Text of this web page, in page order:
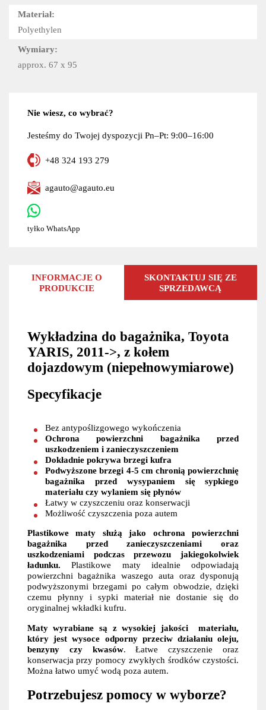
Materiał:
Polyethylen
Wymiary:
approx. 67 x 95
Nie wiesz, co wybrać?
Jesteśmy do Twojej dyspozycji Pn–Pt: 9:00–16:00
+48 324 193 279
agauto@agauto.eu
tyłko WhatsApp
INFORMACJE O
PRODUKCIE
SKONTAKTUJ SIĘ ZE
SPRZEDAWCĄ
Wykładzina do bagażnika, Toyota
YARIS, 2011->, z kołem
dojazdowym (niepełnowymiarowe)
Specyfikacje
Bez antypoślizgowego wykończenia
Ochrona powierzchni bagażnika przed
uszkodzeniem i zanieczyszczeniem
Dokładnie pokrywa brzegi kufra
Podwyższone brzegi 4-5 cm chronią powierzchnię
bagażnika przed wysypaniem się sypkiego
materiału czy wylaniem się płynów
Łatwy w czyszczeniu oraz konserwacji
Możliwość czyszczenia poza autem
Plastikowe maty służą jako ochrona powierzchni
bagażnika przed zanieczyszczeniami oraz
uszkodzeniami podczas przewozu jakiegokolwiek
ładunku. Plastikowe maty idealnie odpowiadają
powierzchni bagażnika waszego auta oraz dysponują
podwyższonymi brzegami po całym obwodzie, dzięki
czemu płynny i sypki materiał nie dostanie się do
oryginalnej wkładki kufru.
Maty wyrabiane są z wysokiej jakości materiału,
który jest wysoce odporny przeciw działaniu oleju,
benzyny czy kwasów. Łatwe czyszczenie oraz
konserwacja przy pomocy zwykłych środków czystości.
Można łatwo umyć wodą poza autem.
Potrzebujesz pomocy w wyborze?